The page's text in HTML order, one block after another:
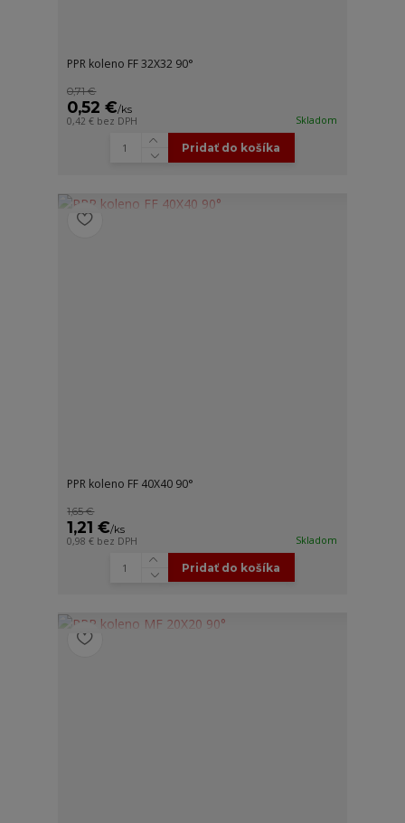
PPR koleno FF 32X32 90°
0,71 €
0,52 €/ks
0,42 € bez DPH Skladom
Pridať do košíka
PPR koleno FF 40X40 90°
1,65 €
1,21 €/ks
0,98 € bez DPH Skladom
Pridať do košíka